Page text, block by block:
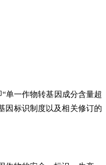
单一作物转基因成分含量超
因标识制度以及相关修订的